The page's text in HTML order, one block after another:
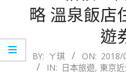
略 溫泉飯店
遊
2018-
07-
BY: ㄚ琪 ON: 2018/
IN: 日本旅遊, 東京